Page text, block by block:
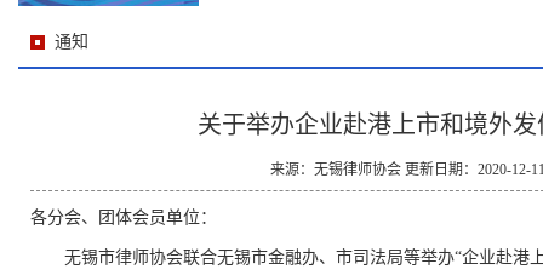
通知
关于举办企业赴港上市和境外
来源：无锡律师协会 更新日期：2020-12-
各分会、团体会员单位：
无锡市律师协会联合无锡市金融办、市司法局等举办“企业赴港